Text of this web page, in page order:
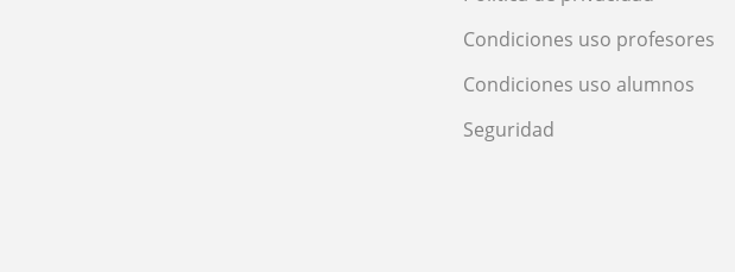
Condiciones uso profesores
Condiciones uso alumnos
Seguridad